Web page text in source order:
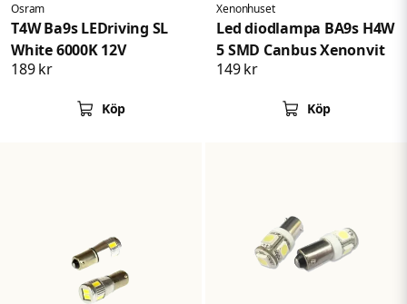
Osram
T4W Ba9s LEDriving SL
White 6000K 12V
189 kr
Köp
Xenonhuset
Led diodlampa BA9s H4W
5 SMD Canbus Xenonvit
149 kr
Köp